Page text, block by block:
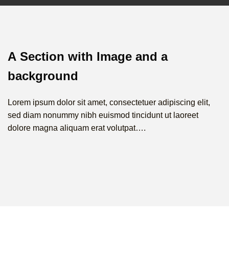
A Section with Image and a
background
Lorem ipsum dolor sit amet, consectetuer adipiscing elit,
sed diam nonummy nibh euismod tincidunt ut laoreet
dolore magna aliquam erat volutpat….